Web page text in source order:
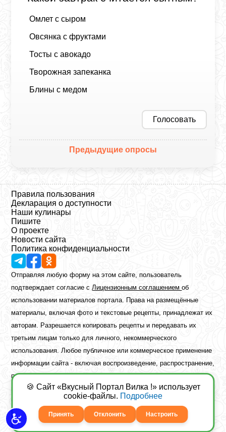
Омлет с сыром
Овсянка с фруктами
Тосты с авокадо
Творожная запеканка
Блины с медом
Голосовать
Предыдущие опросы
Правила пользования
Декларация о доступности
Наши кулинары
Пишите
О проекте
Новости сайта
Политика конфиденциальности
Отправляя любую форму на этом сайте, пользователь
подтверждает согласие сЛицензионным соглашениемоб
использовании материалов портала. Права на размещённые
материалы, включая фото и текстовые рецепты, принадлежат их
авторам. Разрешается копировать рецепты и передавать их
третьим лицам только для личного, некоммерческого
использования. Любое публичное или коммерческое применение
информации сайта - включая воспроизведение, распространение,
публикацию или обработку - возможно лишь при наличии
предварительного письменного разрешения правообладателя.
Copyright ©2026 Вкусный Портал Вилка
Сайт построенfreebrush.net
🍪 Сайт «Вкусный Портал Вилка !» использует
cookie-файлы. Подробнее
Принять Отклонить Настроить